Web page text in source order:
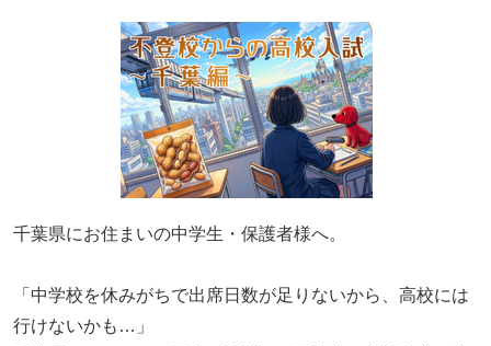
千葉県にお住まいの中学生・保護者様へ。
「中学校を休みがちで出席日数が足りないから、高校には
行けないかも…」